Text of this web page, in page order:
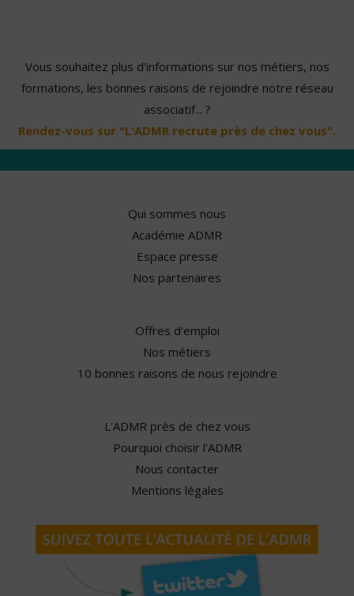
Vous souhaitez plus d'informations sur nos métiers, nos
formations, les bonnes raisons de rejoindre notre réseau
associatif... ?
Rendez-vous sur "L'ADMR recrute près de chez vous".
Qui sommes nous
Académie ADMR
Espace presse
Nos partenaires
Offres d'emploi
Nos métiers
10 bonnes raisons de nous rejoindre
L'ADMR près de chez vous
Pourquoi choisir l'ADMR
Nous contacter
Mentions légales